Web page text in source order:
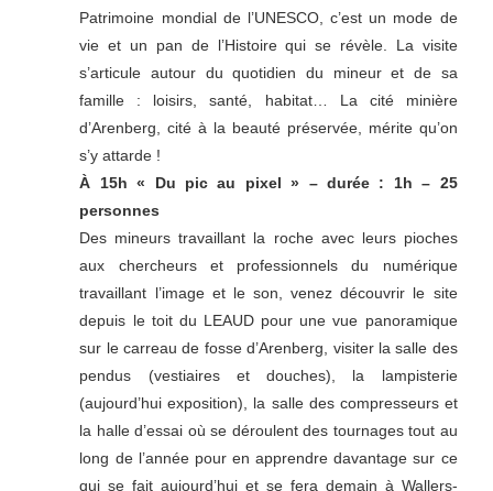
Patrimoine mondial de l’UNESCO, c’est un mode de
vie et un pan de l’Histoire qui se révèle. La visite
s’articule autour du quotidien du mineur et de sa
famille : loisirs, santé, habitat… La cité minière
d’Arenberg, cité à la beauté préservée, mérite qu’on
s’y attarde !
À 15h « Du pic au pixel » – durée : 1h – 25
personnes
Des mineurs travaillant la roche avec leurs pioches
aux chercheurs et professionnels du numérique
travaillant l’image et le son, venez découvrir le site
depuis le toit du LEAUD pour une vue panoramique
sur le carreau de fosse d’Arenberg, visiter la salle des
pendus (vestiaires et douches), la lampisterie
(aujourd’hui exposition), la salle des compresseurs et
la halle d’essai où se déroulent des tournages tout au
long de l’année pour en apprendre davantage sur ce
qui se fait aujourd’hui et se fera demain à Wallers-